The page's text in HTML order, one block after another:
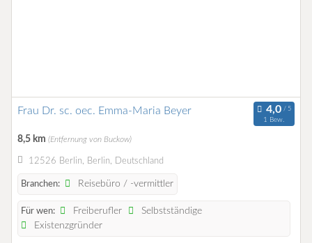
Frau Dr. sc. oec. Emma-Maria Beyer
1 Bew.
8,5 km (Entfernung von Buckow)
12526 Berlin, Berlin, Deutschland
Branchen: Reisebüro / -vermittler
Für wen: Freiberufler
Selbstständige
Existenzgründer